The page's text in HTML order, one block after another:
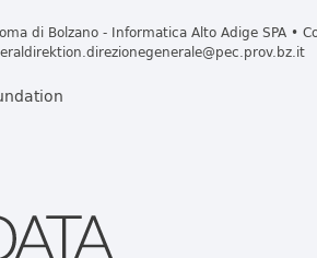
di Bolzano - Informatica Alto Adige SPA •